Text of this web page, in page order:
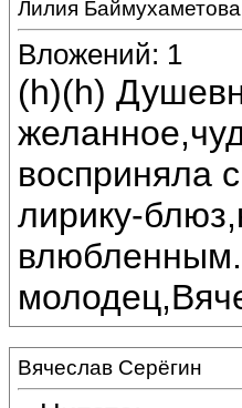
Лилия Баймухаметова
Вложений: 1
(h)(h)
восприняла
лирику-
влюбленным.
Вячеслав Серёгин